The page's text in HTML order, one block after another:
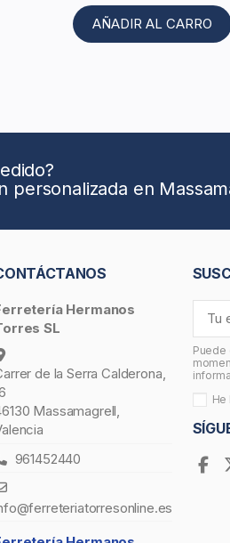
AÑADIR AL CARRO
personalizada en
Hermanos
SL
de la Serra Calderona,
Massamagrell,
961452440
Puede